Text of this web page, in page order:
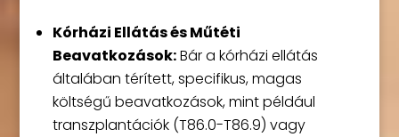
Kórházi Ellátás és Műtéti
Beavatkozások:Bár a kórházi ellátás
általában térített, specifikus, magas
költségű beavatkozások, mint például
transzplantációk (T86.0-T86.9) vagy